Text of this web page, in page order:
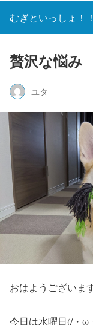
むぎといっしょ！！
贅沢な悩み
ユタ
おはようございま
今日は水曜日(/・ω